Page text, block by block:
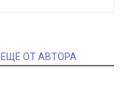
ЕЩЕ ОТ АВТОРА